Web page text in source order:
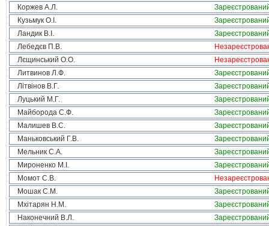
Коржев А.Л.
Кузьмук О.І.
Ландик В.І.
Лебедєв П.В.
Лєщинський О.О.
Литвинов Л.Ф.
Літвінов В.Г.
Луцький М.Г.
Майборода С.Ф.
Малишев В.С.
Маньковський Г.В.
Мельник С.А.
Мироненко М.І.
Момот С.В.
Мошак С.М.
Мхітарян Н.М.
Наконечний В.Л.